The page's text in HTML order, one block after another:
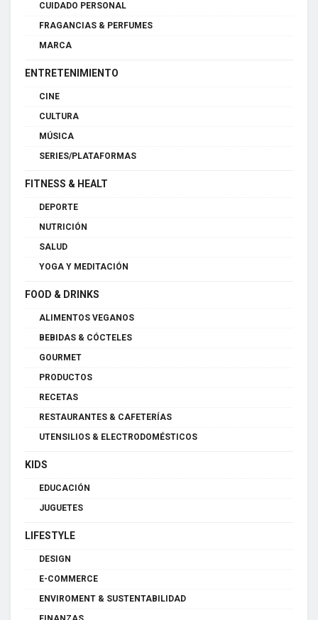
CUIDADO PERSONAL
FRAGANCIAS & PERFUMES
MARCA
ENTRETENIMIENTO
CINE
CULTURA
MÚSICA
SERIES/PLATAFORMAS
FITNESS & HEALT
DEPORTE
NUTRICIÓN
SALUD
YOGA Y MEDITACIÓN
FOOD & DRINKS
ALIMENTOS VEGANOS
BEBIDAS & CÓCTELES
GOURMET
PRODUCTOS
RECETAS
RESTAURANTES & CAFETERÍAS
UTENSILIOS & ELECTRODOMÉSTICOS
KIDS
EDUCACIÓN
JUGUETES
LIFESTYLE
DESIGN
E-COMMERCE
ENVIROMENT & SUSTENTABILIDAD